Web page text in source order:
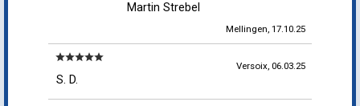
Martin Strebel
Mellingen, 17.10.25
starstarstarstarstar
S. D.
Versoix, 06.03.25